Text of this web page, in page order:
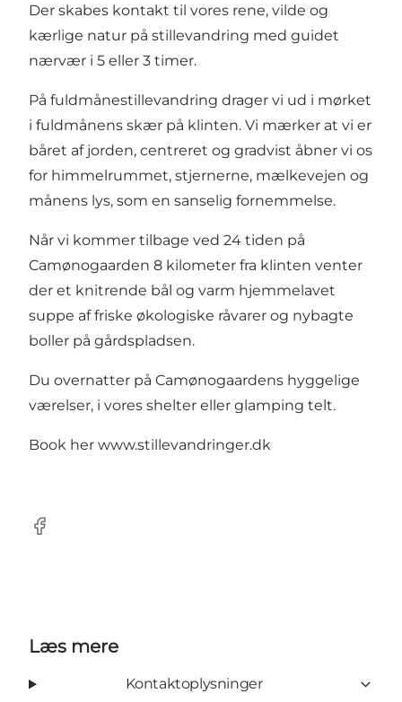
Der skabes kontakt til vores rene, vilde og
kærlige natur på stillevandring med guidet
nærvær i 5 eller 3 timer.
På fuldmånestillevandring drager vi ud i mørket
i fuldmånens skær på klinten. Vi mærker at vi er
båret af jorden, centreret og gradvist åbner vi os
for himmelrummet, stjernerne, mælkevejen og
månens lys, som en sanselig fornemmelse.
Når vi kommer tilbage ved 24 tiden på
Camønogaarden 8 kilometer fra klinten venter
der et knitrende bål og varm hjemmelavet
suppe af friske økologiske råvarer og nybagte
boller på gårdspladsen.
Du overnatter på Camønogaardens hyggelige
værelser, i vores shelter eller glamping telt.
Book her www.stillevandringer.dk
Facebook
Læs mere
Kontaktoplysninger